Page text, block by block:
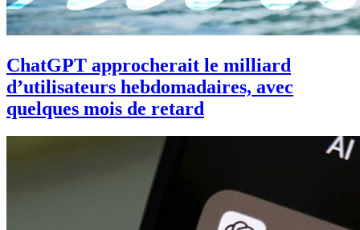
ChatGPT approcherait le milliard
d’utilisateurs hebdomadaires, avec
quelques mois de retard